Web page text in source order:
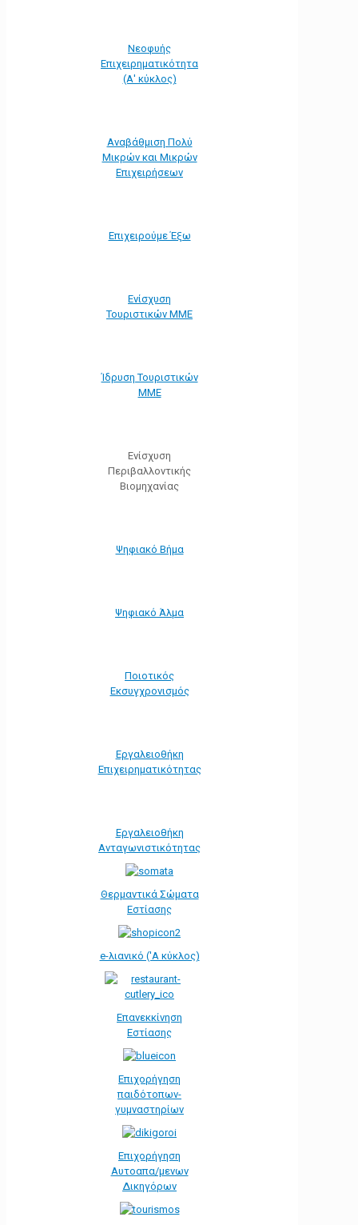
Νεοφυής
Επιχειρηματικότητα
(Α' κύκλος)
Αναβάθμιση Πολύ
Μικρών και Μικρών
Επιχειρήσεων
Επιχειρούμε Έξω
Ενίσχυση
Τουριστικών ΜΜΕ
Ίδρυση Τουριστικών
ΜΜΕ
Ενίσχυση
Περιβαλλοντικής
Βιομηχανίας
Ψηφιακό Βήμα
Ψηφιακό Άλμα
Ποιοτικός
Εκσυγχρονισμός
Εργαλειοθήκη
Eπιχειρηματικότητας
Εργαλειοθήκη
Ανταγωνιστικότητας
Θερμαντικά Σώματα
Εστίασης
e-λιανικό ('Α κύκλος)
Επανεκκίνηση
Εστίασης
Επιχορήγηση
παιδότοπων-
γυμναστηρίων
Επιχορήγηση
Αυτοαπα/μενων
Δικηγόρων